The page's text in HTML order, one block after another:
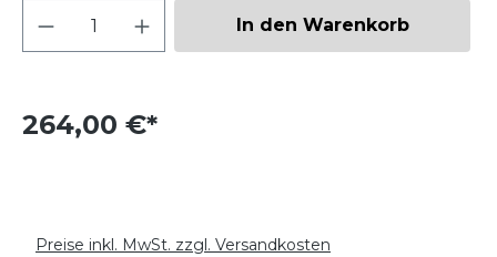
Produkt Anzahl: Gib den
In den Warenkorb
264,00 €*
Preise inkl. MwSt. zzgl. Versandkosten